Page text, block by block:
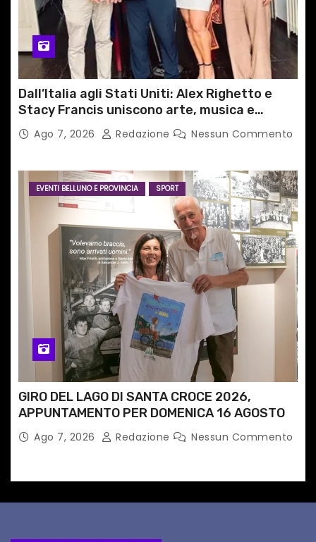
Dall’Italia agli Stati Uniti: Alex Righetto e
Stacy Francis uniscono arte, musica e
tecnologia in un nuovo progetto
internazionale”
Ago 7, 2026 Redazione Nessun Commento
EVENTI BELLUNO E PROVINCIA SPORT
GIRO DEL LAGO DI SANTA CROCE 2026,
APPUNTAMENTO PER DOMENICA 16 AGOSTO
Ago 7, 2026 Redazione Nessun Commento